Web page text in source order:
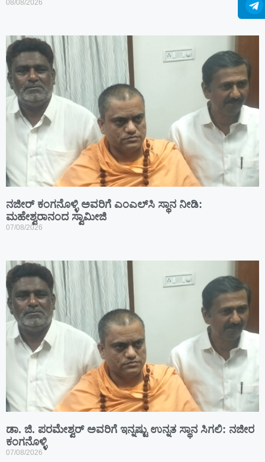
08/08/2026
ನಜೀರ್ ಕಂಗನೊಳ್ಳಿ ಅವರಿಗೆ ಎಂಎಲ್‌ಸಿ ಸ್ಥಾನ ನೀಡಿ:
ಮಹೇಶ್ವರಾನಂದ ಸ್ವಾಮೀಜಿ
07/08/2026
ಡಾ. ಜಿ. ಪರಮೇಶ್ವರ್ ಅವರಿಗೆ ಇನ್ನಷ್ಟು ಉನ್ನತ ಸ್ಥಾನ ಸಿಗಲಿ: ನಜೀರ
ಕಂಗನೊಳ್ಳಿ
07/08/2026